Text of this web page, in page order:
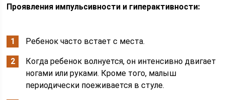
Проявления импульсивности и гиперактивности:
Ребенок часто встает с места.
Когда ребенок волнуется, он интенсивно двигает
ногами или руками. Кроме того, малыш
периодически поеживается в стуле.